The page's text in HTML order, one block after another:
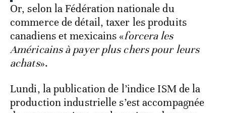
Or, selon la Fédération nationale du
commerce de détail, taxer les produits
canadiens et mexicains «forcera les
Américains à payer plus chers pour leurs
achats».
Lundi, la publication de l’indice ISM de la
production industrielle s’est accompagnée